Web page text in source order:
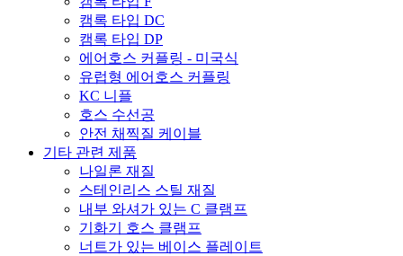
캠록 타입 DC
캠록 타입 DP
에어호스 커플링 - 미국식
유럽형 에어호스 커플링
KC 니플
호스 수선공
안전 채찍질 케이블
기타 관련 제품
나일론 재질
스테인리스 스틸 재질
내부 와셔가 있는 C 클램프
기화기 호스 클램프
너트가 있는 베이스 플레이트